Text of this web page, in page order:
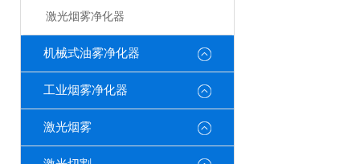
激光烟雾净化器
机械式油雾净化器
工业烟雾净化器
激光烟雾